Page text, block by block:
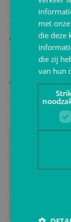
Wat
Hoe
e-
Neem
met
die deze
die zij
van hun